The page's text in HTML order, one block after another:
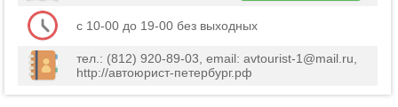
c 10-00 до 19-00 без выходных
тел.: (812) 920-89-03, email: avtourist-1@mail.ru,
http://автоюрист-петербург.рф